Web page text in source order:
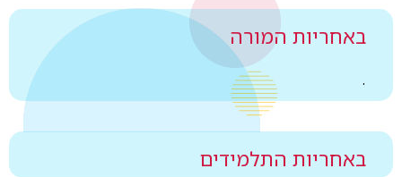
באחריות המורה
.
באחריות התלמידים